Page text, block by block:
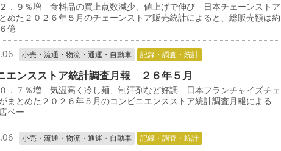
．９％増 食料品の買上点数減少、値上げで伸び 日本チェーンストア
めた２０２６年５月のチェーンストア販売統計によると、総販売額は約
億
小売・流通・物流・通運・自動車 記録・調査・統計
エンスストア統計調査月報 ２６年５月
．７％増 気温高く冷し麺、制汗剤など好調 日本フランチャイズチェ
まとめた２０２６年５月のコンビニエンスストア統計調査月報による
ベー
小売・流通・物流・通運・自動車 記録・調査・統計